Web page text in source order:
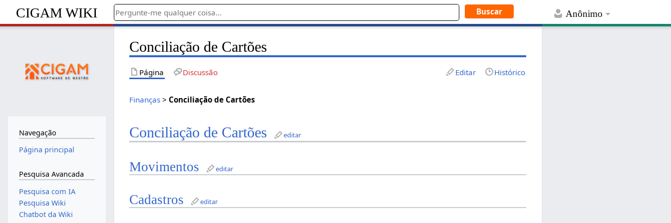
Anônimo
CIGAM WIKI
Conciliação de Cartões
Página Discussão Editar Histórico
Finanças > Conciliação de Cartões
Conciliação de Cartões editar
Movimentos editar
Cadastros editar
Navegação
Página principal
Pesquisa Avancada
Pesquisa com IA
Pesquisa Wiki
Chatbot da Wiki